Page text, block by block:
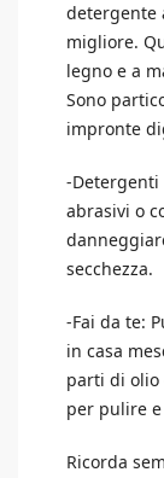
detergente
migliore.
legno e a
Sono
impronte
-Detergenti
abrasivi o
secchezza.
-Fai da te:
in casa
parti di olio
per pulire
Ricorda